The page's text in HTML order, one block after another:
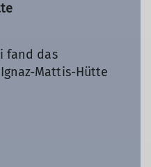
fand das
Mattis-Hütte